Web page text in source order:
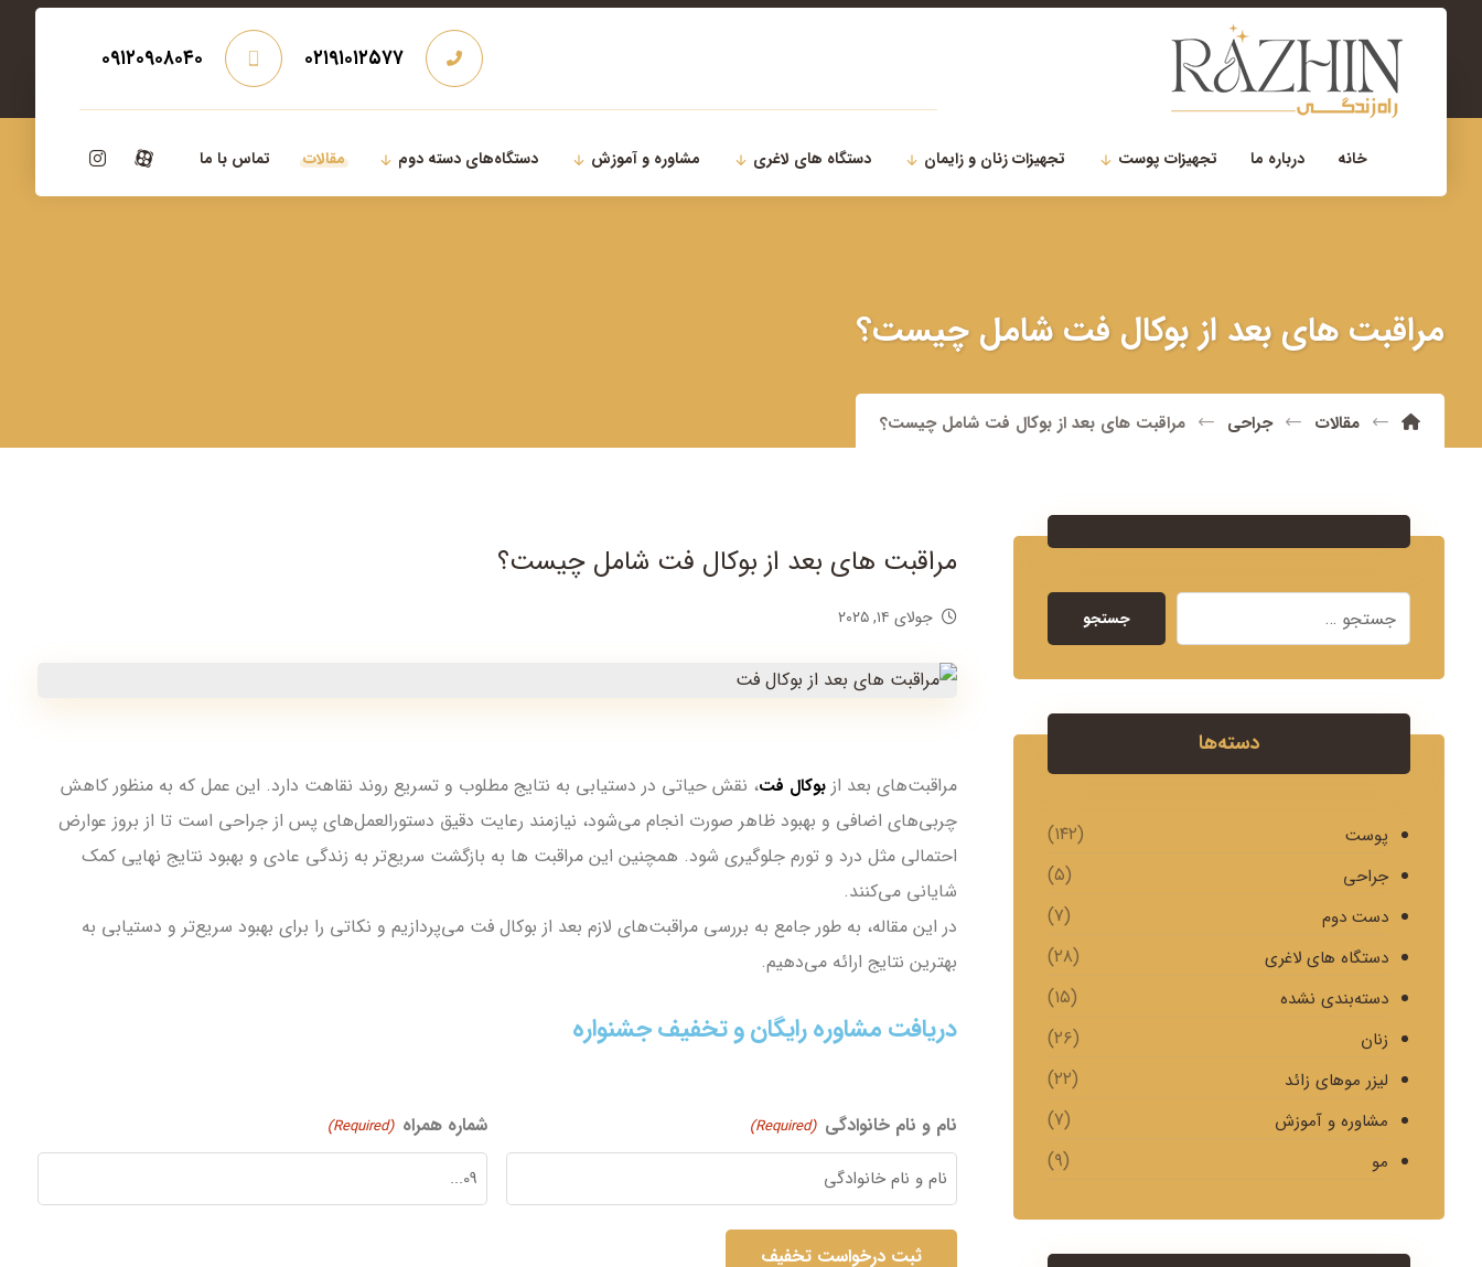
۰۲۱-۲۲۹۰۰۷۵۶
۰۹۱۲۰۹۰۸۰۴۰ ۰۲۱۹۱۰۱۲۵۷۷
خانه درباره ما تجهیزات پوست تجهیزات زنان و زایمان دستگاه های لاغری مشاوره و آموزش دستگاه‌های دسته دوم مقالات تماس با ما
مراقبت های بعد از بوکال فت شامل چیست؟
مقالات جراحی مراقبت های بعد از بوکال فت شامل چیست؟
مراقبت های بعد از بوکال فت شامل چیست؟
جولای ۱۴, ۲۰۲۵
مراقبت‌های بعد ازبوکال فت، نقش حیاتی در دستیابی به نتایج مطلوب و تسریع روند نقاهت دارد. این عمل که به منظور کاهش
چربی‌های اضافی و بهبود ظاهر صورت انجام می‌شود، نیازمند رعایت دقیق دستورالعمل‌های پس از جراحی است تا از بروز عوارض
احتمالی مثل درد و تورم جلوگیری شود. همچنین این مراقبت ها به بازگشت سریع‌تر به زندگی عادی و بهبود نتایج نهایی کمک
شایانی می‌کنند.
در این مقاله، به طور جامع به بررسی مراقبت‌های لازم بعد از بوکال فت می‌پردازیم و نکاتی را برای بهبود سریع‌تر و دستیابی به
بهترین نتایج ارائه می‌دهیم.
دریافت مشاوره رایگان و تخفیف جشنواره
نام و نام خانوادگی (Required) شماره همراه (Required)
جستجو
دسته‌ها
پوست (۱۴۲)
جراحی (۵)
دست دوم (۷)
دستگاه های لاغری (۲۸)
دسته‌بندی نشده (۱۵)
زنان (۲۶)
لیزر موهای زائد (۲۲)
مشاوره و آموزش (۷)
مو (۹)